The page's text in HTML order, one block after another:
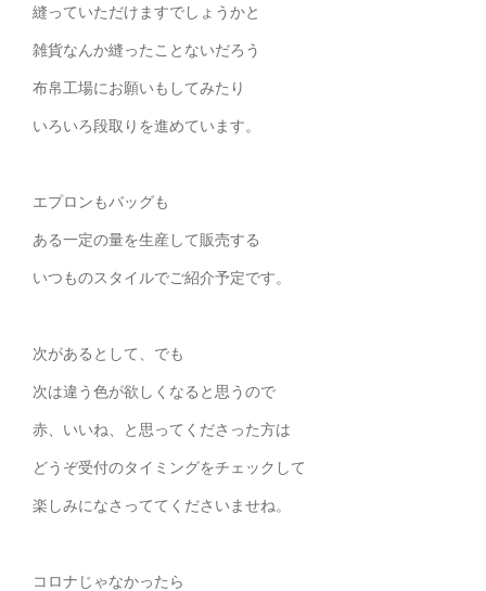
縫っていただけますでしょうかと
雑貨なんか縫ったことないだろう
布帛工場にお願いもしてみたり
いろいろ段取りを進めています。
エプロンもバッグも
ある一定の量を生産して販売する
いつものスタイルでご紹介予定です。
次があるとして、でも
次は違う色が欲しくなると思うので
赤、いいね、と思ってくださった方は
どうぞ受付のタイミングをチェックして
楽しみになさっててくださいませね。
コロナじゃなかったら